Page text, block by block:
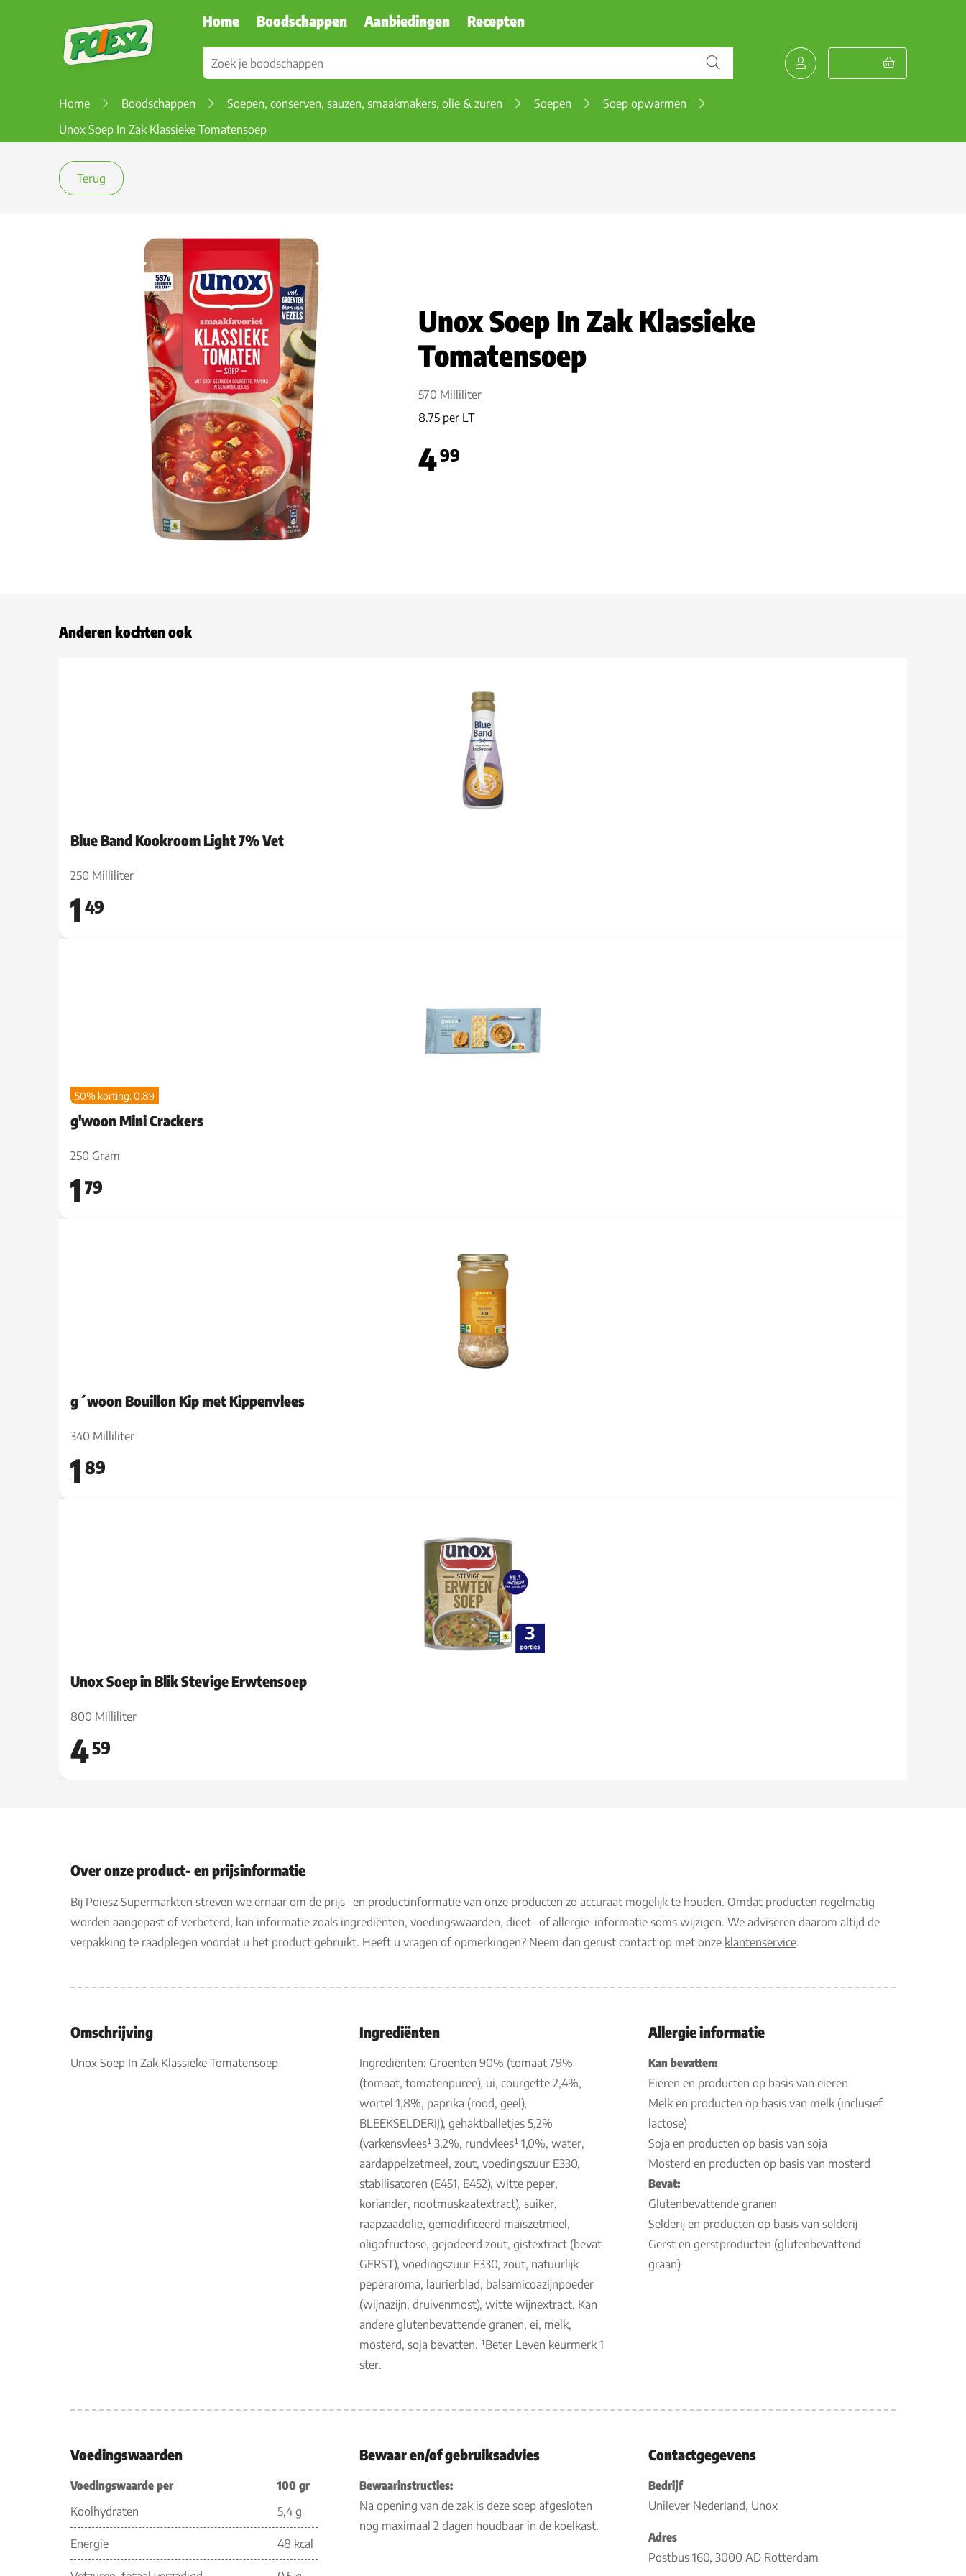
Home Boodschappen Aanbiedingen Recepten
Home Boodschappen Soepen, conserven, sauzen, smaakmakers, olie & zuren Soepen
Soep opwarmen
Unox Soep In Zak Klassieke Tomatensoep
Terug
Unox Soep In Zak Klassieke
Tomatensoep
570 Milliliter
8.75 per LT
499
Anderen kochten ook
Blue Band Kookroom Light 7% Vet
250 Milliliter
1 49
50% korting: 0.89
g'woon Mini Crackers
250 Gram
1 79
g´woon Bouillon Kip met Kippenvlees
340 Milliliter
1 89
Unox Soep in Blik Stevige Erwtensoep
800 Milliliter
459
Over onze product- en prijsinformatie
Bij Poiesz Supermarkten streven we ernaar om de prijs- en productinformatie van onze producten zo accuraat mogelijk te houden. Omdat producten regelmatig
worden aangepast of verbeterd, kan informatie zoals ingrediënten, voedingswaarden, dieet- of allergie-informatie soms wijzigen. We adviseren daarom altijd de
verpakking te raadplegen voordat u het product gebruikt. Heeft u vragen of opmerkingen? Neem dan gerust contact op met onze klantenservice.
Omschrijving
Unox Soep In Zak Klassieke Tomatensoep
Ingrediënten
Ingrediënten: Groenten 90% (tomaat 79%
(tomaat, tomatenpuree), ui, courgette 2,4%,
wortel 1,8%, paprika (rood, geel),
BLEEKSELDERIJ), gehaktballetjes 5,2%
(varkensvlees¹ 3,2%, rundvlees¹ 1,0%, water,
aardappelzetmeel, zout, voedingszuur E330,
stabilisatoren (E451, E452), witte peper,
koriander, nootmuskaatextract), suiker,
raapzaadolie, gemodificeerd maïszetmeel,
oligofructose, gejodeerd zout, gistextract (bevat
GERST), voedingszuur E330, zout, natuurlijk
peperaroma, laurierblad, balsamicoazijnpoeder
(wijnazijn, druivenmost), witte wijnextract. Kan
andere glutenbevattende granen, ei, melk,
mosterd, soja bevatten. ¹Beter Leven keurmerk 1
ster.
Allergie informatie
Kan bevatten:
Eieren en producten op basis van eieren
Melk en producten op basis van melk (inclusief
lactose)
Soja en producten op basis van soja
Mosterd en producten op basis van mosterd
Bevat:
Glutenbevattende granen
Selderij en producten op basis van selderij
Gerst en gerstproducten (glutenbevattend
graan)
Voedingswaarden
Voedingswaarde per
100 gr
Koolhydraten
5,4 g
Energie 48 kcal
Bewaar en/of gebruiksadvies
Bewaarinstructies:
Na opening van de zak is deze soep afgesloten
nog maximaal 2 dagen houdbaar in de koelkast.
Contactgegevens
Bedrijf
Unilever Nederland, Unox
Adres
Postbus 160, 3000 AD Rotterdam